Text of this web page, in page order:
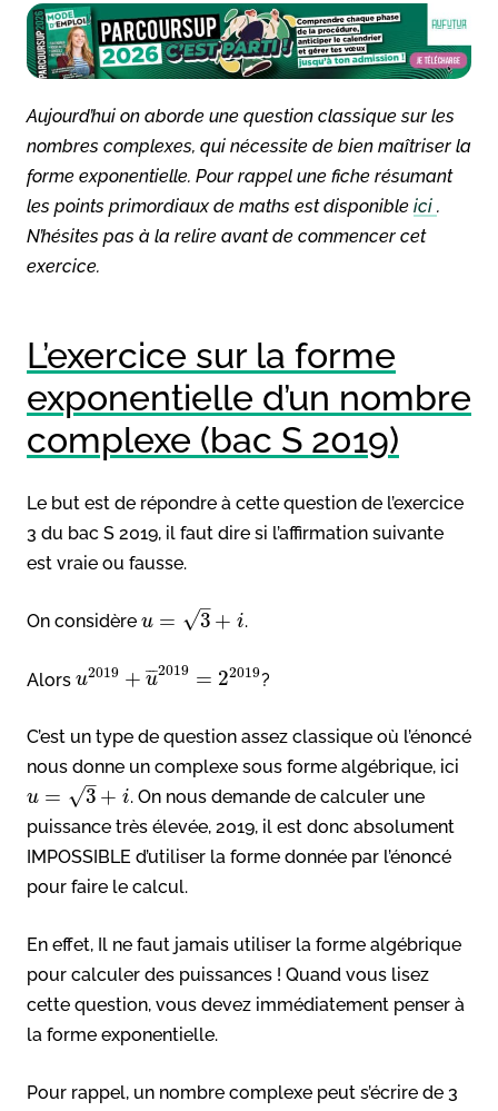
Aujourd’hui on aborde une question classique sur les
nombres complexes, qui nécessite de bien maîtriser la
forme exponentielle. Pour rappel une fiche résumant
les points primordiaux de maths est disponible ici .
N’hésites pas à la relire avant de commencer cet
exercice.
L’exercice sur la forme
exponentielle d’un nombre
complexe (bac S 2019)
Le but est de répondre à cette question de l’exercice
3 du bac S 2019, il faut dire si l’affirmation suivante
est vraie ou fausse.
On considère u = 3
–
√ + i.
Alors u2019 + u
¯¯
¯2019 = 22019?
C’est un type de question assez classique où l’énoncé
nous donne un complexe sous forme algébrique, ici
u = 3
–
√ + i. On nous demande de calculer une
puissance très élevée, 2019, il est donc absolument
IMPOSSIBLE d’utiliser la forme donnée par l’énoncé
pour faire le calcul.
En effet, Il ne faut jamais utiliser la forme algébrique
pour calculer des puissances ! Quand vous lisez
cette question, vous devez immédiatement penser à
la forme exponentielle.
Pour rappel, un nombre complexe peut s’écrire de 3